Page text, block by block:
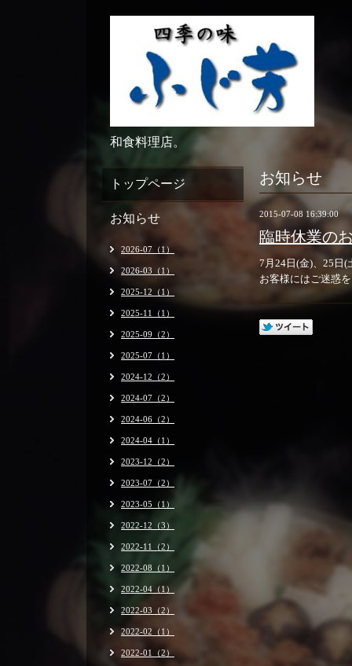
和食料理店。
お知らせ
2015-07-08 16:39:00
臨時休業の
7月24日(金)、25日
お客様にはご迷惑
トップページ
お知らせ
2026-07（1）
2026-03（1）
2025-12（1）
2025-11（1）
2025-09（2）
2025-07（1）
2024-12（2）
2024-07（2）
2024-06（2）
2024-04（1）
2023-12（2）
2023-07（2）
2023-05（1）
2022-12（3）
2022-11（2）
2022-08（1）
2022-04（1）
2022-03（2）
2022-02（1）
2022-01（2）